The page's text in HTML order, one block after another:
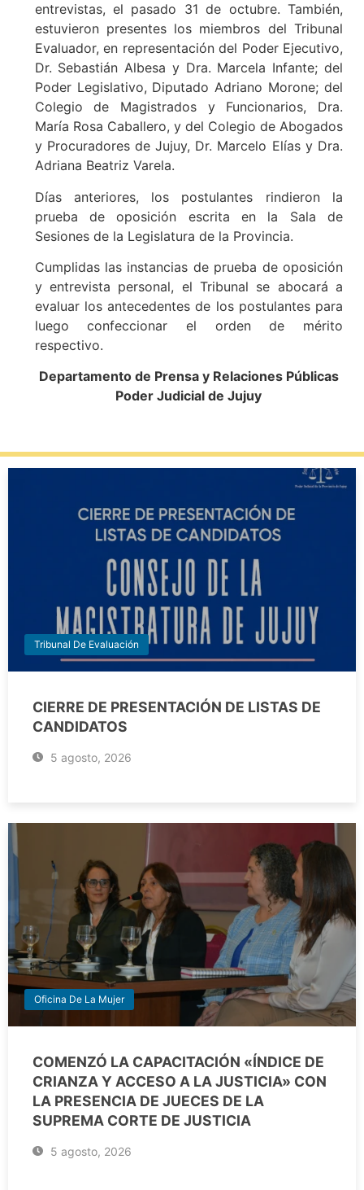
entrevistas, el pasado 31 de octubre. También,
estuvieron presentes los miembros del Tribunal
Evaluador, en representación del Poder Ejecutivo,
Dr. Sebastián Albesa y Dra. Marcela Infante; del
Poder Legislativo, Diputado Adriano Morone; del
Colegio de Magistrados y Funcionarios, Dra.
María Rosa Caballero, y del Colegio de Abogados
y Procuradores de Jujuy, Dr. Marcelo Elías y Dra.
Adriana Beatriz Varela.
Días anteriores, los postulantes rindieron la
prueba de oposición escrita en la Sala de
Sesiones de la Legislatura de la Provincia.
Cumplidas las instancias de prueba de oposición
y entrevista personal, el Tribunal se abocará a
evaluar los antecedentes de los postulantes para
luego confeccionar el orden de mérito
respectivo.
Departamento de Prensa y Relaciones Públicas
Poder Judicial de Jujuy
Tribunal De Evaluación
CIERRE DE PRESENTACIÓN DE LISTAS DE
CANDIDATOS
5 agosto, 2026
Oficina De La Mujer
COMENZÓ LA CAPACITACIÓN «ÍNDICE DE
CRIANZA Y ACCESO A LA JUSTICIA» CON
LA PRESENCIA DE JUECES DE LA
SUPREMA CORTE DE JUSTICIA
5 agosto, 2026